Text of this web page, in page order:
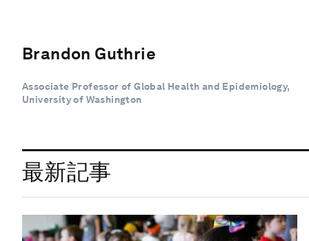
Brandon Guthrie
Associate Professor of Global Health and Epidemiology,
University of Washington
最新記事